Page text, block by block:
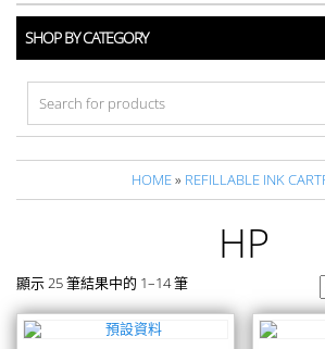
SHOP BY CATEGORY
Search
for:
HOME» REFILLABLE INK
HP
顯示 25 筆結果中的 1–14 筆